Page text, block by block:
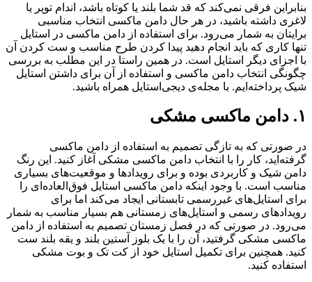
بنابراین فرقی نمی‌کند که قد شما بلند یا کوتاه باشد، اندام توپر یا
لاغری داشته باشید، در هر حال دامن ماکسی انتخاب مناسبی
برایتان به شمار می‌رود. برای استفاده از دامن ماکسی در استایل
تنها کاری که باید انجام دهید پیدا کردن طرح مناسب و ست کردن آن
با اجزای دیگر استایل است. در همین راستا در این مطلب به بررسی
چگونگی انتخاب دامن ماکسی و استفاده از آن برای داشتن استایل
شیک پرداخته‌ایم. با مجله‌ی دیجی‌استایل همراه باشید.
۱. دامن ماکسی مشکی
در صورتی که به تازگی تصمیم به استفاده از دامن ماکسی
گرفته‌اید، کار را با انتخاب دامن ماکسی مشکی آغاز کنید. این رنگ
دامن شیک و کاربردی بوده و برای رویدادها و موقعیت‌های بسیاری
مناسب است. با وجود اینکه دامن ماکسی استایل فوق‌العاده‌ای را
برای استایل‌های غیررسمی تابستانی ایجاد می‌کند اما برای
رویدادهای رسمی و استایل‌های زمستانی هم بسیار مناسب به شمار
می‌رود. در صورتی که در فصل زمستان تصمیم به استفاده از دامن
ماکسی مشکی گرفتید، آن را با یک بلوز آستین بلند و یقه بلند ست
کنید. همچنین برای تکمیل استایل خود از کت تک و بوت مشکی
استفاده کنید.